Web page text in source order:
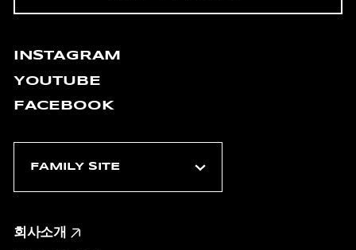
INSTAGRAM
YOUTUBE
FACEBOOK
회사소개